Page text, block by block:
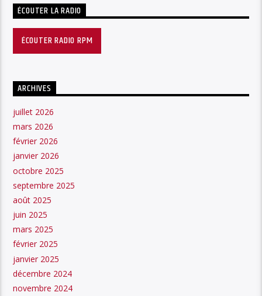
ÉCOUTER LA RADIO
ÉCOUTER RADIO RPM
ARCHIVES
juillet 2026
mars 2026
février 2026
janvier 2026
octobre 2025
septembre 2025
août 2025
juin 2025
mars 2025
février 2025
janvier 2025
décembre 2024
novembre 2024